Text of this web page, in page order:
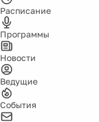
Расписание
Программы
Новости
Ведущие
События